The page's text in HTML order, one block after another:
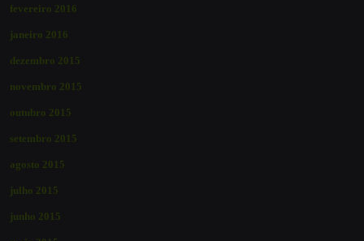
fevereiro 2016
janeiro 2016
dezembro 2015
novembro 2015
outubro 2015
setembro 2015
agosto 2015
julho 2015
junho 2015